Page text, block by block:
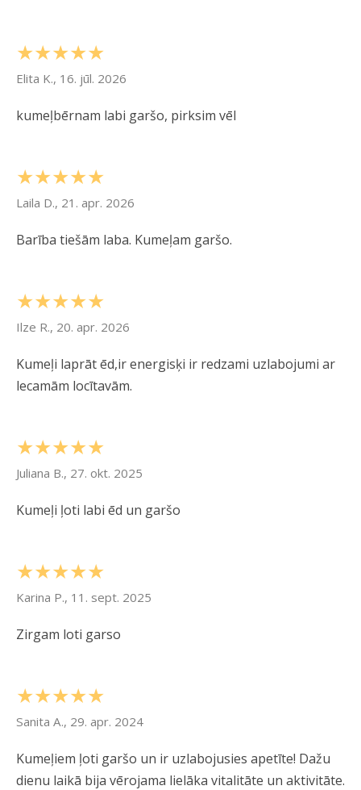
★★★★★
Elita K., 16. jūl. 2026
kumeļbērnam labi garšo, pirksim vēl
★★★★★
Laila D., 21. apr. 2026
Barība tiešām laba. Kumeļam garšo.
★★★★★
Ilze R., 20. apr. 2026
Kumeļi laprāt ēd,ir energisķi ir redzami uzlabojumi ar
lecamām locītavām.
★★★★★
Juliana B., 27. okt. 2025
Kumeļi ļoti labi ēd un garšo
★★★★★
Karina P., 11. sept. 2025
Zirgam loti garso
★★★★★
Sanita A., 29. apr. 2024
Kumeļiem ļoti garšo un ir uzlabojusies apetīte! Dažu
dienu laikā bija vērojama lielāka vitalitāte un aktivitāte.